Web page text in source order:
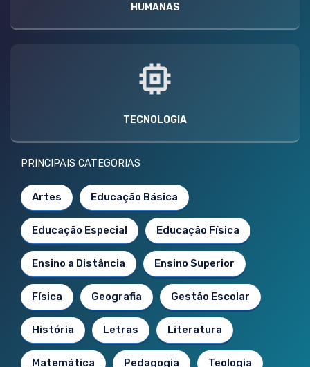
HUMANAS
TECNOLOGIA
PRINCIPAIS CATEGORIAS
Artes Educação Básica
Educação Especial Educação Física
Ensino a Distância Ensino Superior
Física Geografia Gestão Escolar
História Letras Literatura
Matemática Pedagogia Teologia